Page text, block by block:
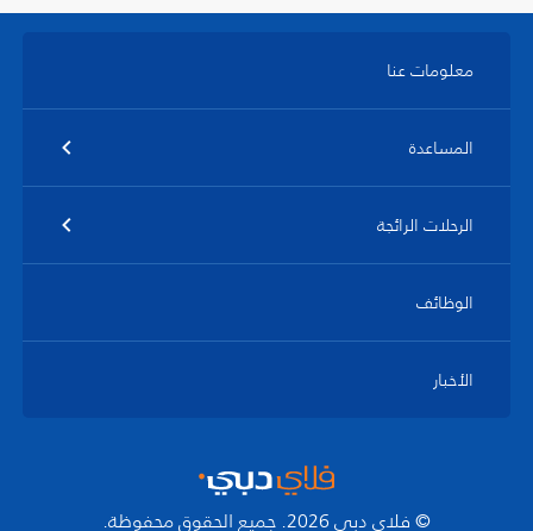
معلومات عنا
المساعدة
الرحلات الرائجة
الوظائف
الأخبار
© فلاي دبي 2026. جميع الحقوق محفوظة.